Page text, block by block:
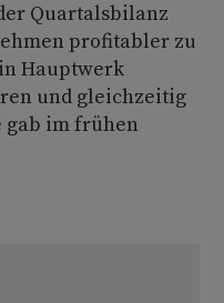
Quartalsbilanz
profitabler zu
Hauptwerk
und gleichzeitig
gab im frühen